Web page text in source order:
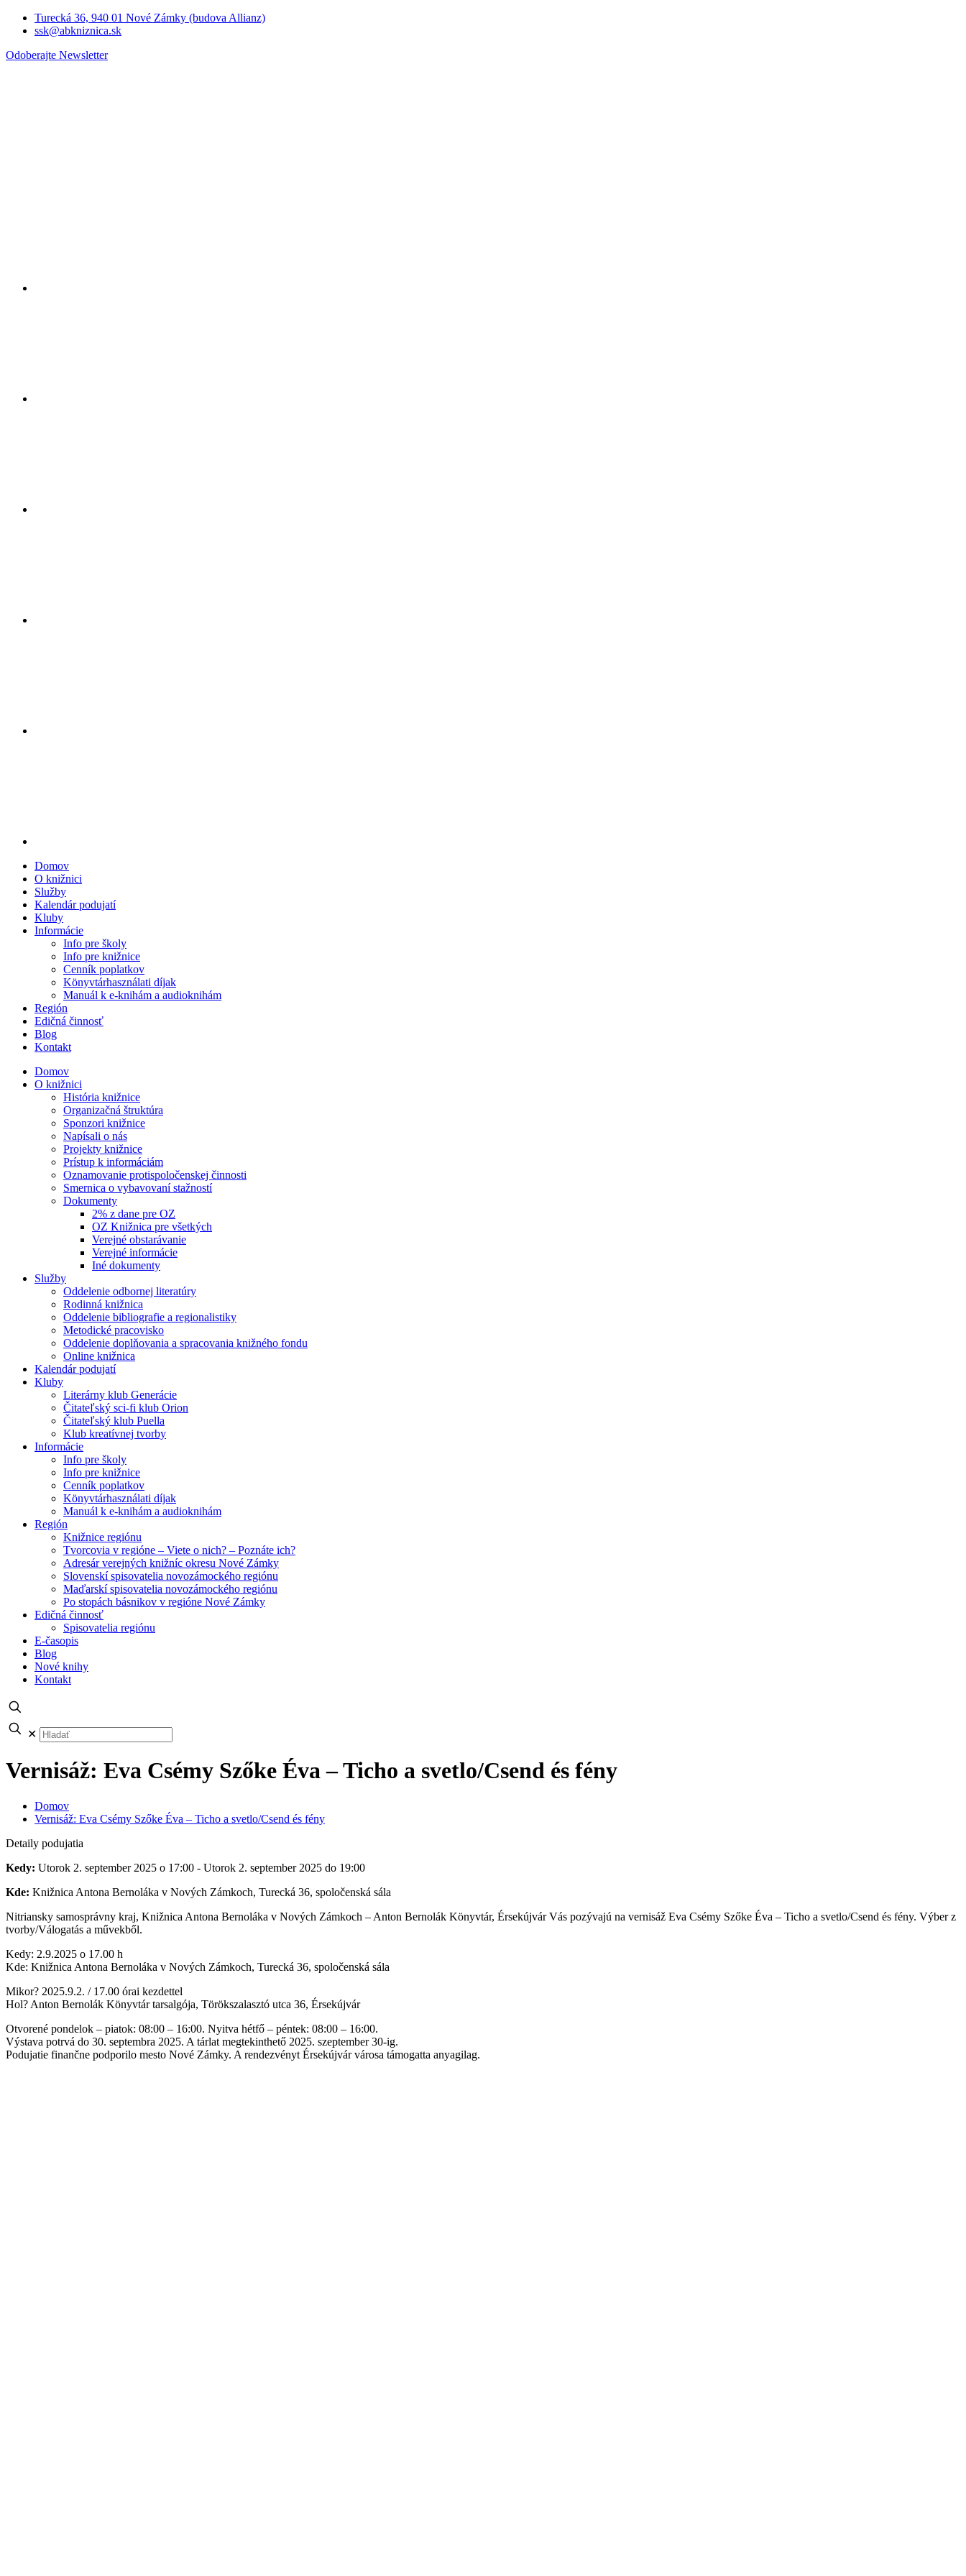
Turecká 36, 940 01 Nové Zámky (budova Allianz)
ssk@abkniznica.sk
Odoberajte Newsletter
Domov
O knižnici
Služby
Kalendár podujatí
Kluby
Informácie
Info pre školy
Info pre knižnice
Cenník poplatkov
Könyvtárhasználati díjak
Manuál k e-knihám a audioknihám
Región
Edičná činnosť
Blog
Kontakt
Domov
O knižnici
História knižnice
Organizačná štruktúra
Sponzori knižnice
Napísali o nás
Projekty knižnice
Prístup k informáciám
Oznamovanie protispoločenskej činnosti
Smernica o vybavovaní stažností
Dokumenty
2% z dane pre OZ
OZ Knižnica pre všetkých
Verejné obstarávanie
Verejné informácie
Iné dokumenty
Služby
Oddelenie odbornej literatúry
Rodinná knižnica
Oddelenie bibliografie a regionalistiky
Metodické pracovisko
Oddelenie doplňovania a spracovania knižného fondu
Online knižnica
Kalendár podujatí
Kluby
Literárny klub Generácie
Čitateľský sci-fi klub Orion
Čitateľský klub Puella
Klub kreatívnej tvorby
Informácie
Info pre školy
Info pre knižnice
Cenník poplatkov
Könyvtárhasználati díjak
Manuál k e-knihám a audioknihám
Región
Knižnice regiónu
Tvorcovia v regióne – Viete o nich? – Poznáte ich?
Adresár verejných knižníc okresu Nové Zámky
Slovenskí spisovatelia novozámockého regiónu
Maďarskí spisovatelia novozámockého regiónu
Po stopách básnikov v regióne Nové Zámky
Edičná činnosť
Spisovatelia regiónu
E-časopis
Blog
Nové knihy
Kontakt
✕
Vernisáž: Eva Csémy Szőke Éva – Ticho a svetlo/Csend és fény
Domov
Vernisáž: Eva Csémy Szőke Éva – Ticho a svetlo/Csend és fény
Detaily podujatia
Kedy: Utorok 2. september 2025 o 17:00 - Utorok 2. september 2025 do 19:00
Kde: Knižnica Antona Bernoláka v Nových Zámkoch, Turecká 36, spoločenská sála
Nitriansky samosprávny kraj, Knižnica Antona Bernoláka v Nových Zámkoch – Anton Bernolák Könyvtár, Érsekújvár Vás pozývajú na vernisáž Eva Csémy Szőke Éva – Ticho a svetlo/Csend és fény. Výber z
tvorby/Válogatás a művekből.
Kedy: 2.9.2025 o 17.00 h
Kde: Knižnica Antona Bernoláka v Nových Zámkoch, Turecká 36, spoločenská sála
Mikor? 2025.9.2. / 17.00 órai kezdettel
Hol? Anton Bernolák Könyvtár tarsalgója, Törökszalasztó utca 36, Érsekújvár
Otvorené pondelok – piatok: 08:00 – 16:00. Nyitva hétfő – péntek: 08:00 – 16:00.
Výstava potrvá do 30. septembra 2025. A tárlat megtekinthető 2025. szeptember 30-ig.
Podujatie finančne podporilo mesto Nové Zámky. A rendezvényt Érsekújvár városa támogatta anyagilag.